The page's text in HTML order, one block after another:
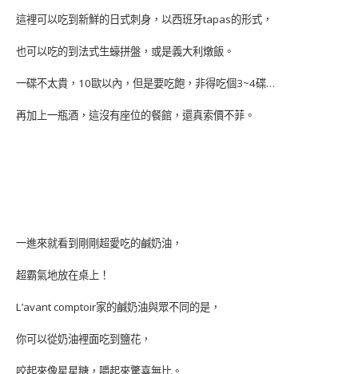
這裡可以吃到新鮮的日式刺身，以西班牙tapas的形式，
也可以吃的到法式生蠔拼盤，或是義大利燉飯。
一碟不太貴，10歐以內，但是要吃飽，非得吃個3~4碟…
再加上一瓶酒，這沒有座位的餐館，還真索價不菲。
一進來就看到剛剛超愛吃的鹹奶油，
超霸氣地放在桌上！
L’avant comptoir家的鹹奶油與眾不同的是，
你可以從奶油裡面吃到鹽花，
咬起來像星星糖，嚼起來驚喜無比。